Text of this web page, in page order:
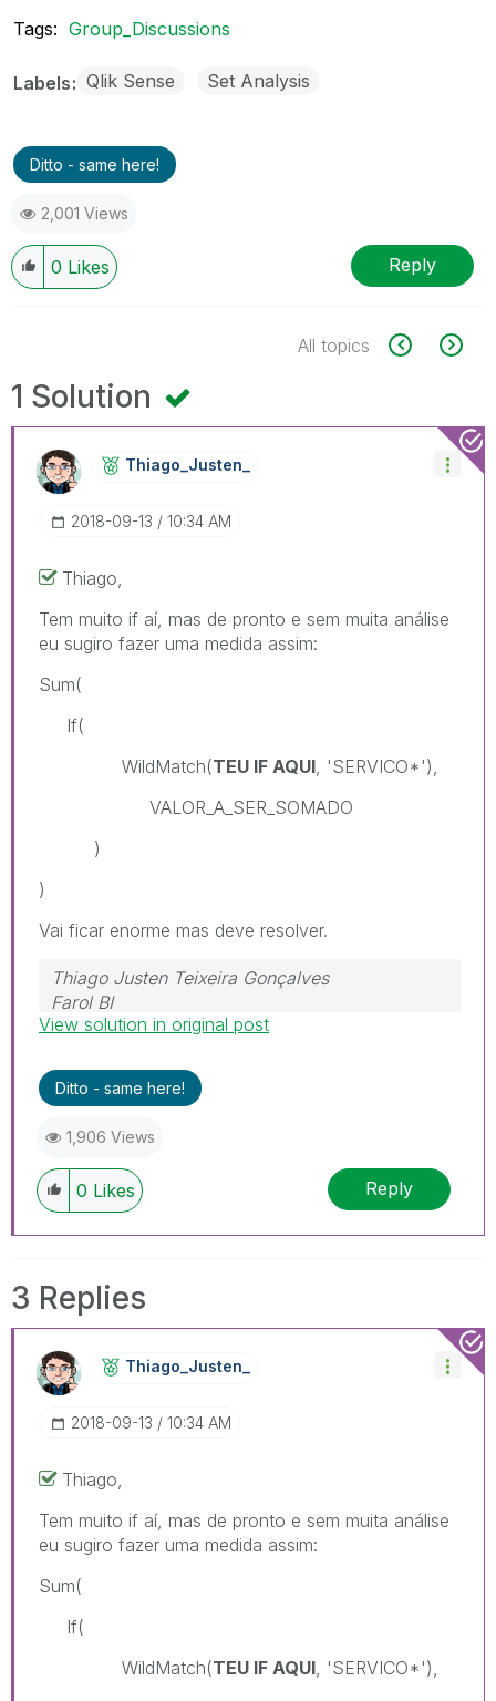
Tags: Group_Discussions
Labels Qlik Sense Set Analysis
Ditto - same here!
2,001 Views
0 Likes Reply
All topics
1 Solution
Thiago_Justen_
‎2018-09-13 10:34 AM
Thiago,
Tem muito if aí, mas de pronto e sem muita análise
eu sugiro fazer uma medida assim:
Sum(
If(
WildMatch(TEU IF AQUI , 'SERVICO*'),
VALOR_A_SER_SOMADO
)
)
Vai ficar enorme mas deve resolver.
Thiago Justen Teixeira Gonçalves
Farol BI
WhatsApp: 24 98152-1675
View solution in original post
Ditto - same here!
1,906 Views
0 Likes Reply
3 Replies
Thiago_Justen_
‎2018-09-13 10:34 AM
Thiago,
Tem muito if aí, mas de pronto e sem muita análise
eu sugiro fazer uma medida assim:
Sum(
If(
WildMatch(TEU IF AQUI , 'SERVICO*'),